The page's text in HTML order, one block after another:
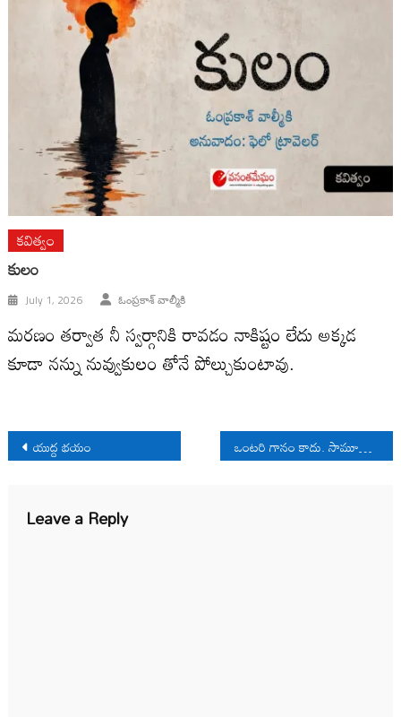
కవిత్వం
కులం
July 1, 2026 ఓంప్రకాశ్ వాల్మీకి
మరణం తర్వాత నీ స్వర్గానికి రావడం నాకిష్టం లేదు అక్కడ
కూడా నన్ను నువ్వుకులం తోనే పోల్చుకుంటావు.
Post
navigation
యుద్ద భయం ఒంటరి గానం కాదు. సామూహిక గీతం.
Leave a Reply